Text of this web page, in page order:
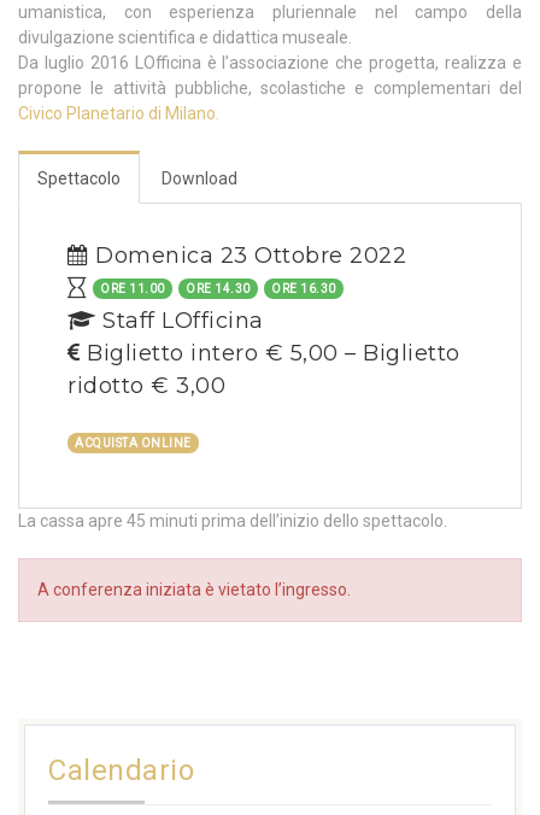
umanistica, con esperienza pluriennale nel campo della
divulgazione scientifica e didattica museale.
Da luglio 2016 LOfficina è l’associazione che progetta, realizza e
propone le attività pubbliche, scolastiche e complementari del
Civico Planetario di Milano.
Spettacolo Download
Domenica 23 Ottobre 2022
ORE 11.00 ORE 14.30 ORE 16.30
Staff LOfficina
Biglietto intero € 5,00 – Biglietto
ridotto € 3,00
ACQUISTA ONLINE
La cassa apre 45 minuti prima dell’inizio dello spettacolo.
A conferenza iniziata è vietato l’ingresso.
Calendario